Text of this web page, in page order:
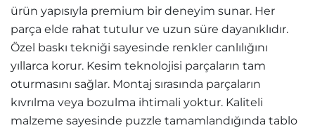
ürün yapısıyla premium bir deneyim sunar. Her
parça elde rahat tutulur ve uzun süre dayanıklıdır.
Özel baskı tekniği sayesinde renkler canlılığını
yıllarca korur. Kesim teknolojisi parçaların tam
oturmasını sağlar. Montaj sırasında parçaların
kıvrılma veya bozulma ihtimali yoktur. Kaliteli
malzeme sayesinde puzzle tamamlandığında tablo